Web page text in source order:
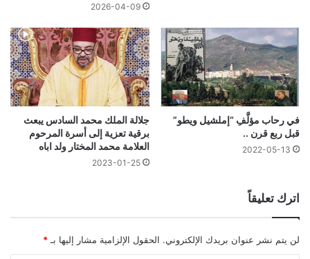
2026-04-09
في رحاب مؤلَّفِ “إملشيل ويطو”
قبل ربع قرن ..
2022-05-13
جلالة الملك محمد السادس يبعث
برقية تعزية إلى أسرة المرحوم
العلامة محمد المختار ولد اباه
2023-01-25
اترك تعليقاً
لن يتم نشر عنوان بريدك الإلكتروني. الحقول الإلزامية مشار إليها بـ *